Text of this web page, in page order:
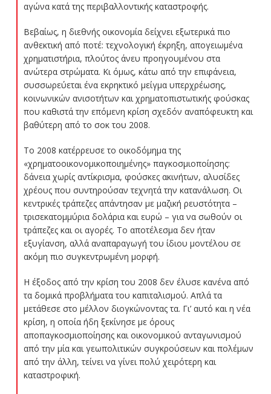
αγώνα κατά της περιβαλλοντικής καταστροφής.
Βεβαίως, η διεθνής οικονομία δείχνει εξωτερικά πιο
ανθεκτική από ποτέ: τεχνολογική έκρηξη, απογειωμένα
χρηματιστήρια, πλούτος άνευ προηγουμένου στα
ανώτερα στρώματα. Κι όμως, κάτω από την επιφάνεια,
συσσωρεύεται ένα εκρηκτικό μείγμα υπερχρέωσης,
κοινωνικών ανισοτήτων και χρηματοπιστωτικής φούσκας
που καθιστά την επόμενη κρίση σχεδόν αναπόφευκτη και
βαθύτερη από το σοκ του 2008.
Το 2008 κατέρρευσε το οικοδόμημα της
«χρηματοοικονομικοποιημένης» παγκοσμιοποίησης:
δάνεια χωρίς αντίκρισμα, φούσκες ακινήτων, αλυσίδες
χρέους που συντηρούσαν τεχνητά την κατανάλωση. Οι
κεντρικές τράπεζες απάντησαν με μαζική ρευστότητα –
τρισεκατομμύρια δολάρια και ευρώ – για να σωθούν οι
τράπεζες και οι αγορές. Το αποτέλεσμα δεν ήταν
εξυγίανση, αλλά αναπαραγωγή του ίδιου μοντέλου σε
ακόμη πιο συγκεντρωμένη μορφή.
Η έξοδος από την κρίση του 2008 δεν έλυσε κανένα από
τα δομικά προβλήματα του καπιταλισμού. Απλά τα
μετάθεσε στο μέλλον διογκώνοντας τα. Γι’ αυτό και η νέα
κρίση, η οποία ήδη ξεκίνησε με όρους
αποπαγκοσμιοποίησης και οικονομικού ανταγωνισμού
από την μία και γεωπολιτικών συγκρούσεων και πολέμων
από την άλλη, τείνει να γίνει πολύ χειρότερη και
καταστροφική.